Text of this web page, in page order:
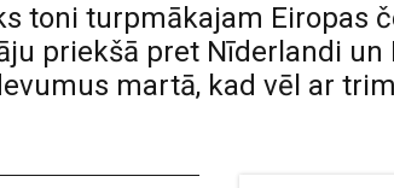
toni turpmākajam Eiropas
priekšā pret Nīderlandi un
martā, kad vēl ar